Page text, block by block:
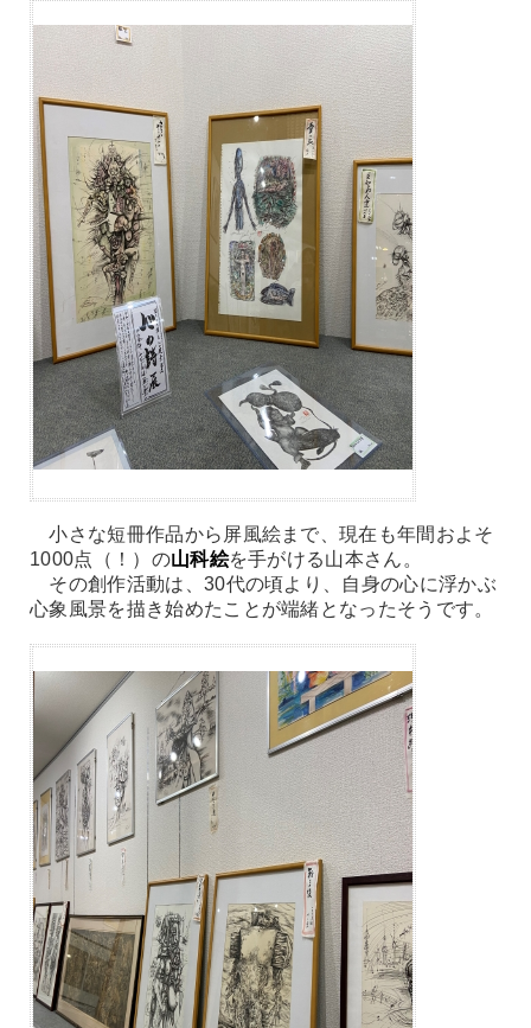
小さな短冊作品から屏風絵まで、現在も年間およそ
1000点（！）の山科絵を手がける山本さん。
その創作活動は、30代の頃より、自身の心に浮かぶ
心象風景を描き始めたことが端緒となったそうです。